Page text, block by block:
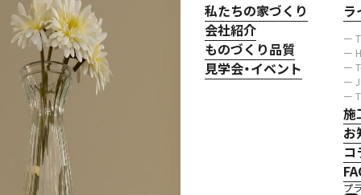
私たちの家づくり
会社紹介
ものづくり品質
見学会・イベント
ラ
ー
ー
ー
ー
ー
施
お
コ
プ